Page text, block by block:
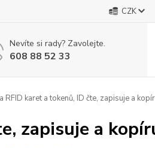
CZK
Nevíte si rady? Zavolejte.
608 88 52 33
RFID karet a tokenů, ID čte, zapisuje a
zapisuje a